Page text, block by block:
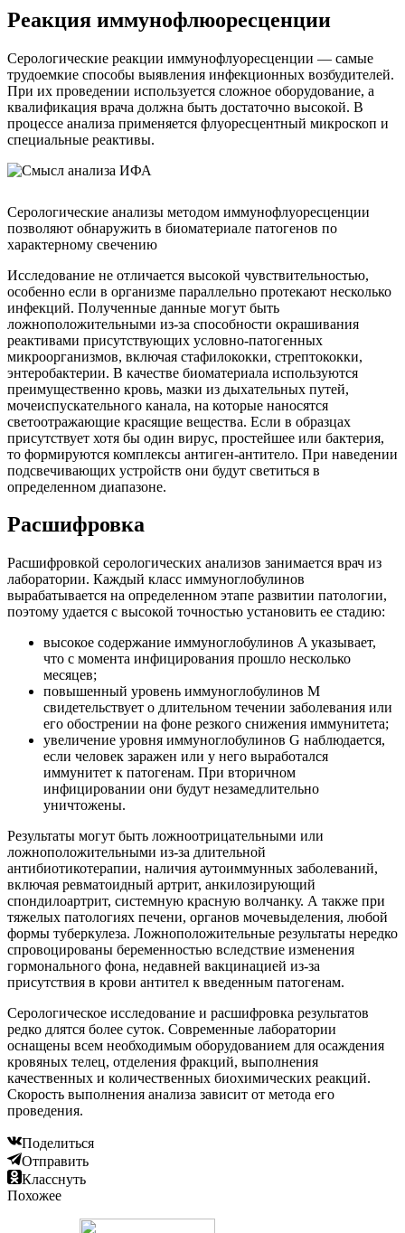
Реакция иммунофлюоресценции
Серологические реакции иммунофлуоресценции — самые
трудоемкие способы выявления инфекционных возбудителей.
При их проведении используется сложное оборудование, а
квалификация врача должна быть достаточно высокой. В
процессе анализа применяется флуоресцентный микроскоп и
специальные реактивы.
Серологические анализы методом иммунофлуоресценции
позволяют обнаружить в биоматериале патогенов по
характерному свечению
Исследование не отличается высокой чувствительностью,
особенно если в организме параллельно протекают несколько
инфекций. Полученные данные могут быть
ложноположительными из-за способности окрашивания
реактивами присутствующих условно-патогенных
микроорганизмов, включая стафилококки, стрептококки,
энтеробактерии. В качестве биоматериала используются
преимущественно кровь, мазки из дыхательных путей,
мочеиспускательного канала, на которые наносятся
светоотражающие красящие вещества. Если в образцах
присутствует хотя бы один вирус, простейшее или бактерия,
то формируются комплексы антиген-антитело. При наведении
подсвечивающих устройств они будут светиться в
определенном диапазоне.
Расшифровка
Расшифровкой серологических анализов занимается врач из
лаборатории. Каждый класс иммуноглобулинов
вырабатывается на определенном этапе развитии патологии,
поэтому удается с высокой точностью установить ее стадию:
высокое содержание иммуноглобулинов A указывает,
что с момента инфицирования прошло несколько
месяцев;
повышенный уровень иммуноглобулинов M
свидетельствует о длительном течении заболевания или
его обострении на фоне резкого снижения иммунитета;
увеличение уровня иммуноглобулинов G наблюдается,
если человек заражен или у него выработался
иммунитет к патогенам. При вторичном
инфицировании они будут незамедлительно
уничтожены.
Результаты могут быть ложноотрицательными или
ложноположительными из-за длительной
антибиотикотерапии, наличия аутоиммунных заболеваний,
включая ревматоидный артрит, анкилозирующий
спондилоартрит, системную красную волчанку. А также при
тяжелых патологиях печени, органов мочевыделения, любой
формы туберкулеза. Ложноположительные результаты нередко
спровоцированы беременностью вследствие изменения
гормонального фона, недавней вакцинацией из-за
присутствия в крови антител к введенным патогенам.
Серологическое исследование и расшифровка результатов
редко длятся более суток. Современные лаборатории
оснащены всем необходимым оборудованием для осаждения
кровяных телец, отделения фракций, выполнения
качественных и количественных биохимических реакций.
Скорость выполнения анализа зависит от метода его
проведения.
Поделиться
Отправить
Класснуть
Похожее